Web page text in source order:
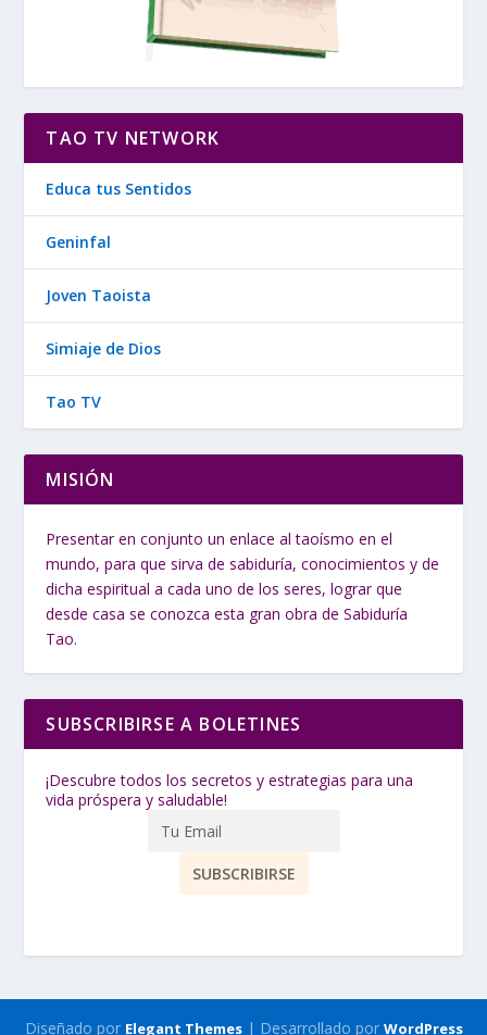
TAO TV NETWORK
Educa tus Sentidos
Geninfal
Joven Taoista
Simiaje de Dios
Tao TV
MISIÓN
Presentar en conjunto un enlace al taoísmo en el
mundo, para que sirva de sabiduría, conocimientos y de
dicha espiritual a cada uno de los seres, lograr que
desde casa se conozca esta gran obra de Sabiduría
Tao.
SUBSCRIBIRSE A BOLETINES
¡Descubre todos los secretos y estrategias para una
vida próspera y saludable!
Diseñado por Elegant Themes| Desarrollado por WordPress